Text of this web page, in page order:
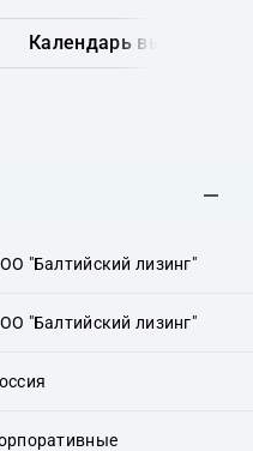
Календарь выплат
"Балтийский лизинг"
"Балтийский лизинг"